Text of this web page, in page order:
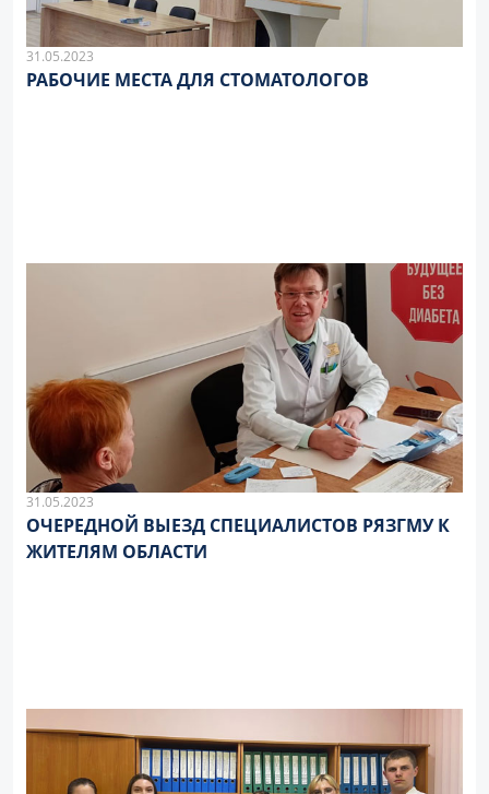
31.05.2023
РАБОЧИЕ МЕСТА ДЛЯ СТОМАТОЛОГОВ
31.05.2023
ОЧЕРЕДНОЙ ВЫЕЗД СПЕЦИАЛИСТОВ РЯЗГМУ К
ЖИТЕЛЯМ ОБЛАСТИ